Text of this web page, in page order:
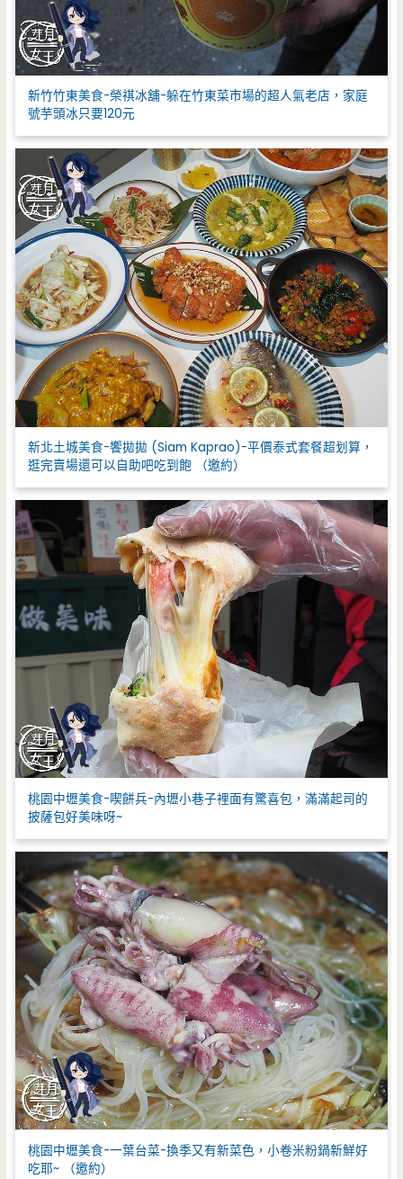
新竹竹東美食-榮祺冰舖-躲在竹東菜市場的超人氣老店，家庭
號芋頭冰只要120元
新北土城美食-饗拋拋 (Siam Kaprao)-平價泰式套餐超划算，
逛完賣場還可以自助吧吃到飽 （邀約）
桃園中壢美食-喫餅兵-內壢小巷子裡面有驚喜包，滿滿起司的
披薩包好美味呀~
桃園中壢美食-一葉台菜-換季又有新菜色，小卷米粉鍋新鮮好
吃耶~ （邀約）